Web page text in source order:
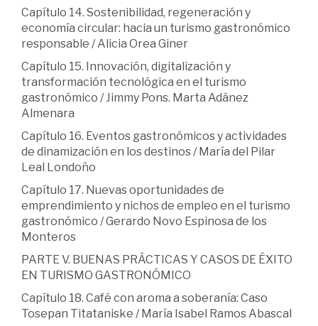
Capítulo 14. Sostenibilidad, regeneración y
economía circular: hacia un turismo gastronómico
responsable / Alicia Orea Giner
Capítulo 15. Innovación, digitalización y
transformación tecnológica en el turismo
gastronómico / Jimmy Pons. Marta Adánez
Almenara
Capítulo 16. Eventos gastronómicos y actividades
de dinamización en los destinos / María del Pilar
Leal Londoño
Capítulo 17. Nuevas oportunidades de
emprendimiento y nichos de empleo en el turismo
gastronómico / Gerardo Novo Espinosa de los
Monteros
PARTE V. BUENAS PRÁCTICAS Y CASOS DE ÉXITO
EN TURISMO GASTRONÓMICO
Capítulo 18. Café con aroma a soberanía: Caso
Tosepan Titataniske / María Isabel Ramos Abascal